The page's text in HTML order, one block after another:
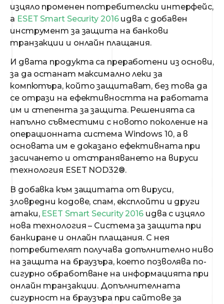
изцяло променен потребителски интерфейс,
а ESET Smart Security 2016идва с добавен
инструмент за защита на банкови
транзакции и онлайн плащания.
И двата продукта са преработени из основи,
за да останат максимално леки за
компютъра, който защитават, без това да
се отрази на ефективността на работата
им и степента за защита. Решенията са
напълно съвместими с новото поколение на
операционната система Windows 10, а в
основата им е доказано ефективната при
засичането и отстраняването на вируси
технология ESET NOD32®.
В добавка към защитата от вируси,
зловредни кодове, спам, експлойти и други
атаки, ESET Smart Security 2016идва с изцяло
нова технология – Система за защита при
банкиране и онлайн плащания. С нея
потребителят получава допълнително ниво
на защита на браузъра, което позволява по-
сигурно обработване на информацията при
онлайн транзакции. Допълнителната
сигурност на браузъра при сайтове за